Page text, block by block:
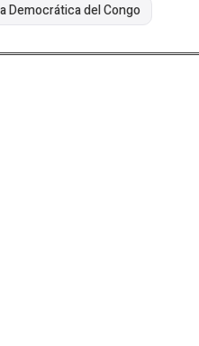
Democrática del Congo